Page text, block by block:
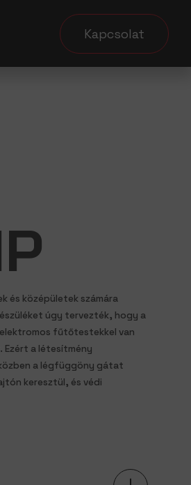
Kapcsolat
és középületek számára
úgy tervezték, hogy a
fűtőtestekkel van
Ezért a létesítmény
a légfüggöny gátat
keresztül, és védi